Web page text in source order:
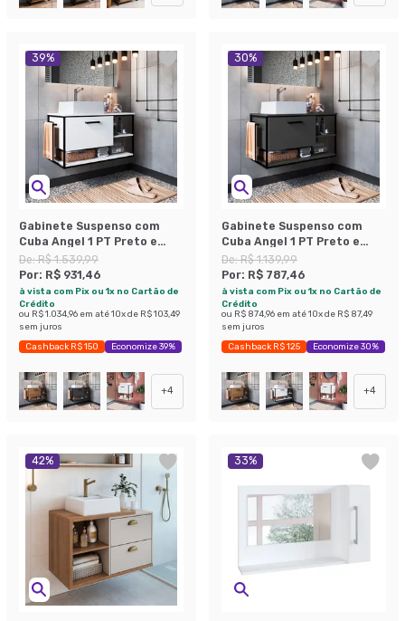
39%
Gabinete Suspenso com
Cuba Angel 1 PT Preto e
Branco 80 cm
De:R$ 1.539,99
Por: R$ 931,46
à vista com Pix ou 1x no Cartão de
Crédito
ou R$ 1.034,96 em até10x de R$ 103,49
sem juros
Cashback R$ 150 Economize 39%
+4
30%
Gabinete Suspenso com
Cuba Angel 1 PT Preto e
Grafite 80 cm
De:R$ 1.139,99
Por: R$ 787,46
à vista com Pix ou 1x no Cartão de
Crédito
ou R$ 874,96 em até10x de R$ 87,49
sem juros
Cashback R$ 125 Economize 30%
+4
42% 33%